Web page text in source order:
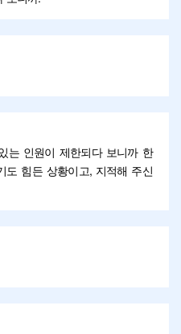
는 인원이 제한되다 보니까 한
도 힘든 상황이고, 지적해 주신